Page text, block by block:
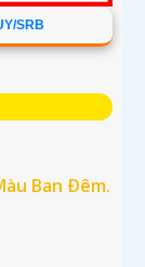
SRB
Ban Ðêm.